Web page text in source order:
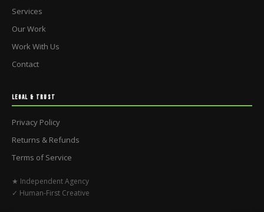
Services
Our Work
Work With Us
Contact
LEGAL & TRUST
Privacy Policy
Returns & Refunds
Terms of Service
★ Independent Agency
✓ Human-First Creative